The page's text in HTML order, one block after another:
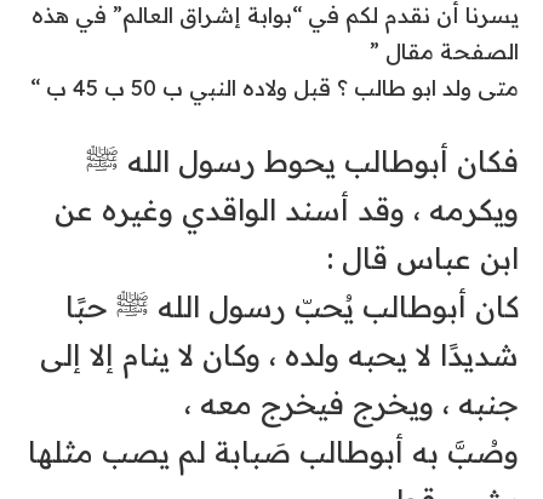
يسرنا أن نقدم لكم في “بوابة إشراق العالم” في هذه
الصفحة مقال ”
متى ولد ابو طالب ؟ قبل ولاده النبي ب 50 ب 45 ب “
‏فكان أبوطالب يحوط رسول الله ﷺ
ويكرمه ، وقد أسند الواقدي وغيره عن
ابن عباس قال :
‏كان أبوطالب يُحبّ رسول الله ﷺ حبًا
شديدًا لا يحبه ولده ، وكان لا ينام إلا إلى
جنبه ، ويخرج فيخرج معه ،
‏وصُبَّ به أبوطالب صَبابة لم يصب مثلها